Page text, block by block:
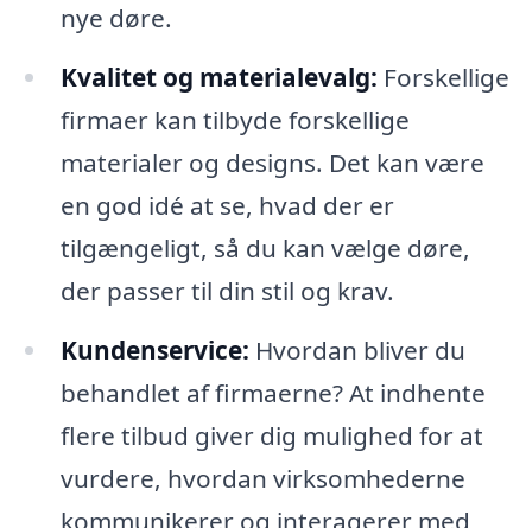
nye døre.
Kvalitet og materialevalg: Forskellige
firmaer kan tilbyde forskellige
materialer og designs. Det kan være
en god idé at se, hvad der er
tilgængeligt, så du kan vælge døre,
der passer til din stil og krav.
Kundenservice: Hvordan bliver du
behandlet af firmaerne? At indhente
flere tilbud giver dig mulighed for at
vurdere, hvordan virksomhederne
kommunikerer og interagerer med